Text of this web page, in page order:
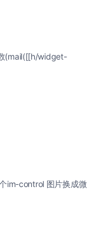
(mail([[h/widget-
im-control 图片换成微